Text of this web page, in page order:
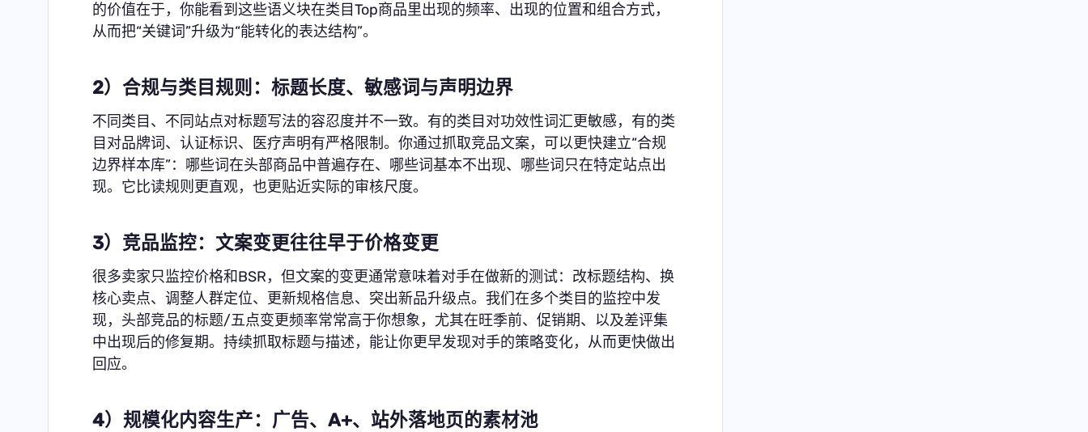
的价值在于，你能看到这些语义块在类目Top商品里出现的频率、出现的位置和组合方式，
从而把“关键词”升级为“能转化的表达结构”。
2）合规与类目规则：标题长度、敏感词与声明边界
不同类目、不同站点对标题写法的容忍度并不一致。有的类目对功效性词汇更敏感，有的类
目对品牌词、认证标识、医疗声明有严格限制。你通过抓取竞品文案，可以更快建立“合规
边界样本库”：哪些词在头部商品中普遍存在、哪些词基本不出现、哪些词只在特定站点出
现。它比读规则更直观，也更贴近实际的审核尺度。
3）竞品监控：文案变更往往早于价格变更
很多卖家只监控价格和BSR，但文案的变更通常意味着对手在做新的测试：改标题结构、换
核心卖点、调整人群定位、更新规格信息、突出新品升级点。我们在多个类目的监控中发
现，头部竞品的标题/五点变更频率常常高于你想象，尤其在旺季前、促销期、以及差评集
中出现后的修复期。持续抓取标题与描述，能让你更早发现对手的策略变化，从而更快做出
回应。
4）规模化内容生产：广告、A+、站外落地页的素材池